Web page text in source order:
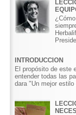
INTRODUCCION
El propósito de este
entender todas las
dara "Un mejor estilo